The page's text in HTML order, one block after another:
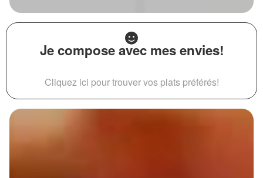
Je compose avec mes envies!
Cliquez ici pour trouver vos plats préférés!